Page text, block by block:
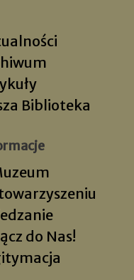
Biblioteka
do Nas!